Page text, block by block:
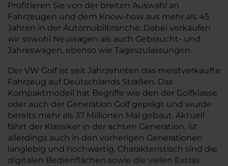
Profitieren Sie von der breiten Auswahl an
Fahrzeugen und dem Know-how aus mehr als 45
Jahren in der Automobilbranche. Dabei verkaufen
wir sowohl Neuwagen als auch Gebraucht- und
Jahreswagen, ebenso wie Tageszulassungen.
Der VW Golf ist seit Jahrzehnten das meistverkaufte
Fahrzeug auf Deutschlands Straßen. Das
Kompaktmodell hat Begriffe wie den der Golfklasse
oder auch der Generation Golf geprägt und wurde
bereits mehr als 37 Millionen Mal gebaut. Aktuell
fährt der Klassiker in der achten Generation, ist
allerdings auch in den vorherigen Generationen
langlebig und hochwertig. Charakteristisch sind die
digitalen Bedienflächen sowie die vielen Extras.